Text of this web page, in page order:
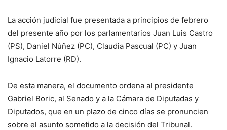
La acción judicial fue presentada a principios de febrero
del presente año por los parlamentarios Juan Luis Castro
(PS), Daniel Núñez (PC), Claudia Pascual (PC) y Juan
Ignacio Latorre (RD).
De esta manera, el documento ordena al presidente
Gabriel Boric, al Senado y a la Cámara de Diputadas y
Diputados, que en un plazo de cinco días se pronuncien
sobre el asunto sometido a la decisión del Tribunal.